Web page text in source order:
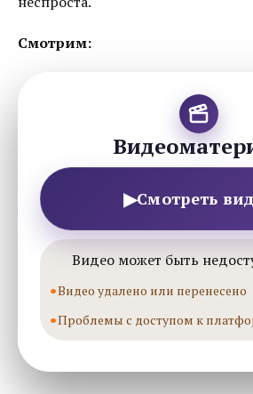
Смотрим:
▶Смотреть
Видео может быть
Видео удалено или перенесено
Проблемы с доступом к